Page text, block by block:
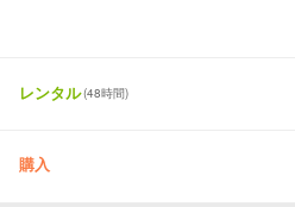
レンタル(48時間)
購入